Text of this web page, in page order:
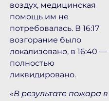
воздух, медицинская
помощь им не
потребовалась. В 16:17
возгорание было
локализовано, в 16:40 —
полностью
ликвидировано.
«В результате пожара в